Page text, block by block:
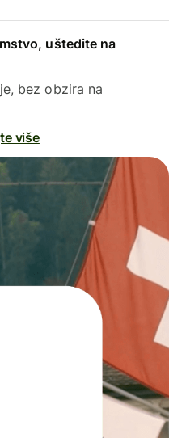
uštedite na
bez obzira na
više